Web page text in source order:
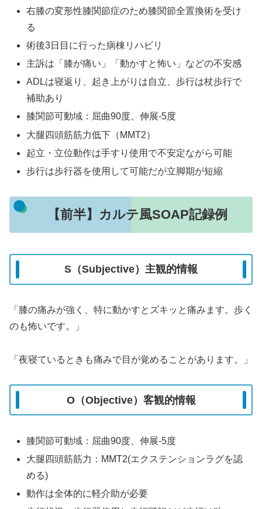
右膝の変形性膝関節症のため膝関節全置換術を受け
る
術後3日目に行った病棟リハビリ
主訴は「膝が痛い」「動かすと怖い」などの不安感
ADLは寝返り、起き上がりは自立、歩行は杖歩行で
補助あり
膝関節可動域：屈曲90度、伸展-5度
大腿四頭筋筋力低下（MMT2）
起立・立位動作は手すり使用で不安定ながら可能
歩行は歩行器を使用して可能だが立脚期が短縮
【前半】カルテ風SOAP記録例
S（Subjective）主観的情報
「膝の痛みが強く、特に動かすとズキッと痛みます。歩く
のも怖いです。」
「夜寝ているときも痛みで目が覚めることがあります。」
O（Objective）客観的情報
膝関節可動域：屈曲90度、伸展-5度
大腿四頭筋筋力：MMT2(エクステンションラグを認
める)
動作は全体的に軽介助が必要